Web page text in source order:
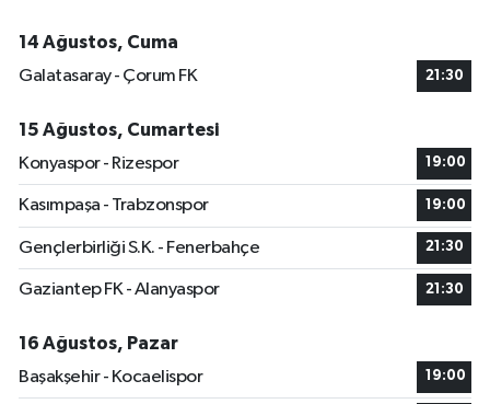
14 Ağustos, Cuma
Galatasaray - Çorum FK
21:30
15 Ağustos, Cumartesi
Konyaspor - Rizespor
19:00
Kasımpaşa - Trabzonspor 19:00
Gençlerbirliği S.K. - Fenerbahçe 21:30
Gaziantep FK - Alanyaspor 21:30
16 Ağustos, Pazar
Başakşehir - Kocaelispor
19:00